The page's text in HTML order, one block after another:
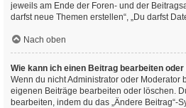
jeweils am Ende der Foren- und der
darfst neue Themen erstellen“, „Du darfst
Nach oben
Wie kann ich einen Beitrag bearbeiten
Wenn du nicht Administrator oder Moderator
eigenen Beiträge bearbeiten oder löschen.
bearbeiten, indem du das „Ändere Beitrag“-